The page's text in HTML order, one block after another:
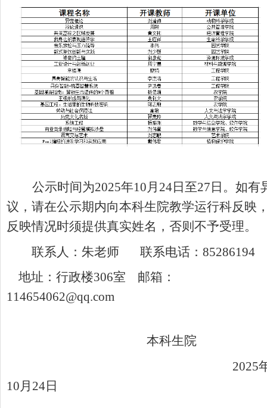
公示时间为2025年10月 24日至27 日。如有
议，请在公示期内向本科生院教学运行科反映
反映情况时须提供真实姓名，否则不予受理。
联系人：朱老师联系电话：85286194
地址：行政楼306室 邮箱：
114654062@qq.com
本科生院
2025
10月 24日